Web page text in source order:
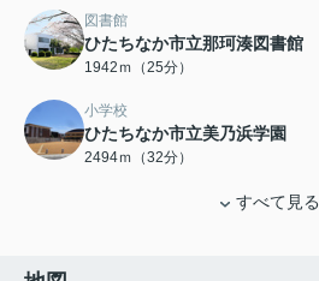
図書館
ひたちなか市立那珂湊図書館
1942ｍ（25分）
小学校
ひたちなか市立美乃浜学園
2494ｍ（32分）
すべて見る